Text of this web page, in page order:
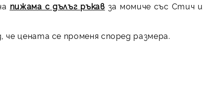
пижама с дълъг ръкав за момиче със Стич и
цената се променя според размера.